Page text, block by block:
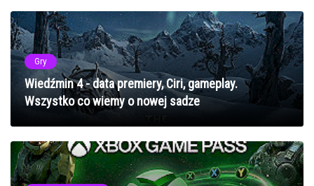
Gry
Wiedźmin 4 - data premiery, Ciri, gameplay.
Wszystko co wiemy o nowej sadze